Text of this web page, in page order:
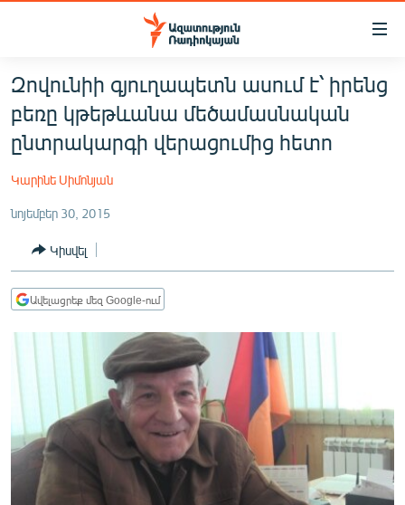
Մատչելիության
հիմնական
բովանդակությանը
Անցնել
հիմնական
մենյուին
ԱԶԱՏՈՒԹՅՈՒՆ TV
ՀԱՅԱՍՏԱՆ
ՔԱՂԱՔԱԿԱՆ
ԸՆՏՐՈՒԹՅՈՒՆՆԵՐ 2026
ԻՐԱՎՈՒՆՔ
ՀԱՍԱՐԱԿՈՒԹՅՈՒՆ
ՏՆՏԵՍՈՒԹՅՈՒՆ
ՊԱՏԵՐԱԶՄԻ 6 ՇԱԲԱԹՆԵՐԸ
ՏԱՐԱԾԱՇՐՋԱՆ
ՄԻՋԱԶԳԱՅԻՆ
ՄՇԱԿՈՒՅԹ
ՍՊՈՐՏ
Զովունիի գյուղապետն ասում է՝ իրենց
բեռը կթեթևանա մեծամասնական
ընտրակարգի վերացումից հետո
Կարինե Սիմոնյան
նոյեմբեր 30, 2015
Կիսվել
Ավելացրեք մեզ Google-ում